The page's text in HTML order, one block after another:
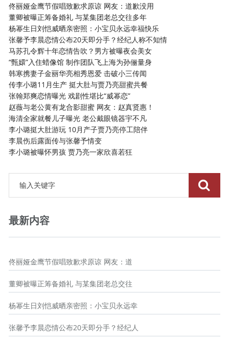
佟丽娅金鹰节假唱致歉求原谅 网友：道歉没用
董卿被曝正筹备婚礼 与某集团老总交往多年
杨幂生日刘恺威晒亲密照：小宝贝永远幸福快乐
张馨予李晨恋情公布20天即分手？经纪人称不知情
马苏孔令辉十年恋情告吹？男方被曝夜会美女
“甄嬛”入住蜡像馆 制作团队飞上海为孙俪量身
韩寒携妻子金丽华亮相秀恩爱 击破小三传闻
传李小璐11月生产 挺大肚与贾乃亮甜蜜共餐
张翰郑爽恋情曝光 戏剧性堪比“威幂恋”
赵薇与老公黄有龙合影甜蜜 网友：赵真贤惠！
海清全家就餐儿子曝光 老公戴眼镜器宇不凡
李小璐挺大肚游玩 10月产子贾乃亮停工陪伴
李晨伤后露面传与张馨予情变
李小璐被曝怀男孩 贾乃亮一家欣喜若狂
最新内容
佟丽娅金鹰节假唱致歉求原谅 网友：道
董卿被曝正筹备婚礼 与某集团老总交往
杨幂生日刘恺威晒亲密照：小宝贝永远幸
张馨予李晨恋情公布20天即分手？经纪人